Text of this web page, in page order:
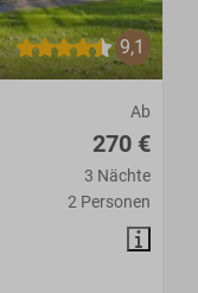
9,1
Ab
270 €
3 Nächte
2 Personen